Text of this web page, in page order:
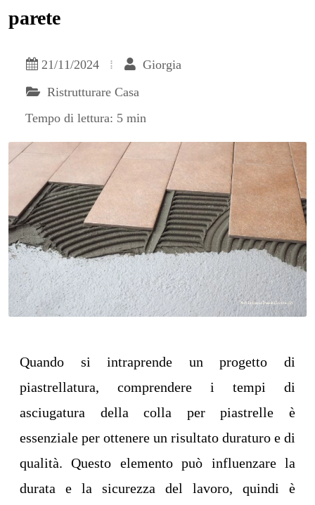
parete
21/11/2024
Giorgia
Ristrutturare Casa
Tempo di lettura: 5 min
Quando si intraprende un progetto di
piastrellatura, comprendere i tempi di
asciugatura della colla per piastrelle è
essenziale per ottenere un risultato duraturo e di
qualità. Questo elemento può influenzare la
durata e la sicurezza del lavoro, quindi è